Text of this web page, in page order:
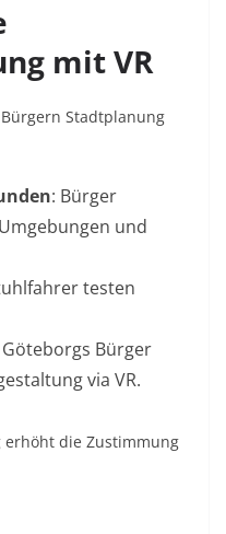
mit VR
Stadtplanung
: Bürger
und
testen
Göteborgs Bürger
via VR.
erhöht die Zustimmung